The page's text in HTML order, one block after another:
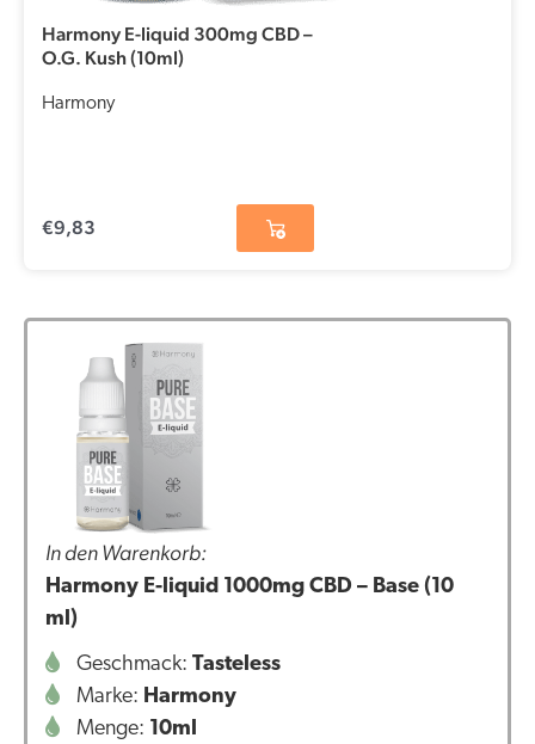
Harmony E-liquid 300mg CBD –
O.G. Kush (10ml)
Harmony
€9,83
In den Warenkorb:
Harmony E-liquid 1000mg CBD – Base (10
ml)
Geschmack: Tasteless
Marke: Harmony
Menge: 10ml